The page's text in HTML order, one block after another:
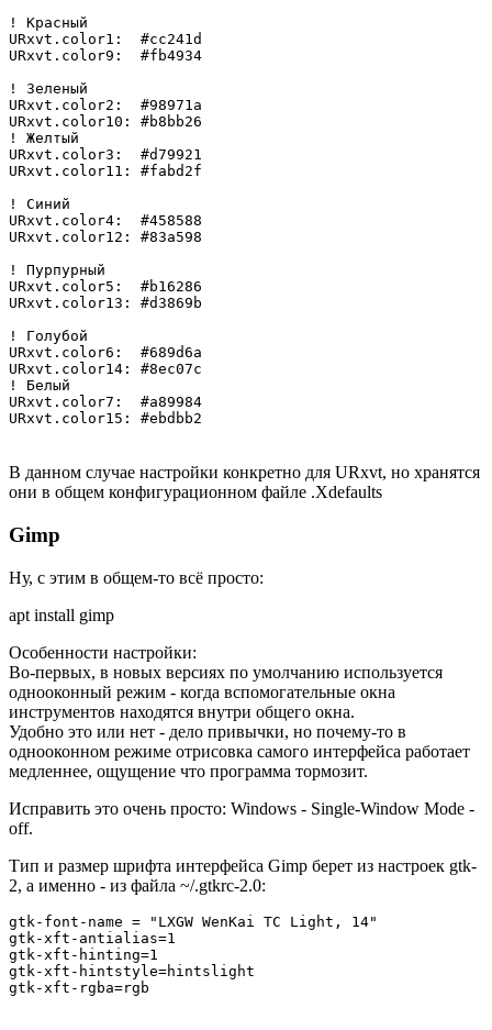
! Красный
URxvt.color1:  #cc241d
URxvt.color9:  #fb4934
! Зеленый
URxvt.color2:  #98971a
URxvt.color10: #b8bb26
! Желтый
URxvt.color3:  #d79921
URxvt.color11: #fabd2f
! Синий
URxvt.color4:  #458588
URxvt.color12: #83a598
! Пурпурный
URxvt.color5:  #b16286
URxvt.color13: #d3869b
! Голубой
URxvt.color6:  #689d6a
URxvt.color14: #8ec07c
! Белый
URxvt.color7:  #a89984
В данном случае настройки конкретно для URxvt, но хранятся
они в общем конфигурационном файле .Xdefaults
Gimp
Ну, с этим в общем-то всё просто:
apt install gimp
Особенности настройки:
Во-первых, в новых версиях по умолчанию используется
однооконный режим - когда вспомогательные окна
инструментов находятся внутри общего окна.
Удобно это или нет - дело привычки, но почему-то в
однооконном режиме отрисовка самого интерфейса работает
медленнее, ощущение что программа тормозит.
Исправить это очень просто: Windows - Single-Window Mode -
off.
Тип и размер шрифта интерфейса Gimp берет из настроек gtk-
2, а именно - из файла ~/.gtkrc-2.0:
gtk-font-name = "LXGW WenKai TC Light, 14"
gtk-xft-antialias=1
gtk-xft-hinting=1
gtk-xft-hintstyle=hintslight
gtk-xft-rgba=rgb